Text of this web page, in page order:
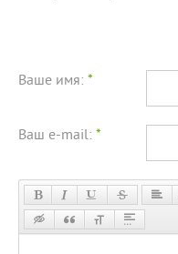
Ваше имя: *
Ваш e-mail: *